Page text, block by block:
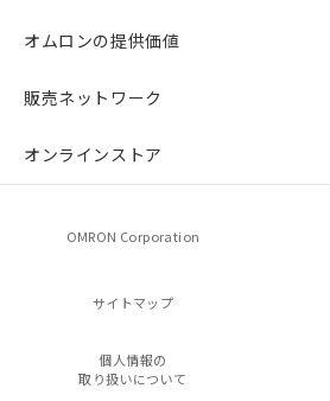
オムロンの提供価値
販売ネットワーク
オンラインストア
OMRON Corporation
サイトマップ
個人情報の
取り扱いについて